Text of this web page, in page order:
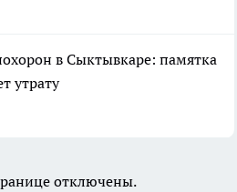
в Сыктывкаре: памятка
утрату
отключены.